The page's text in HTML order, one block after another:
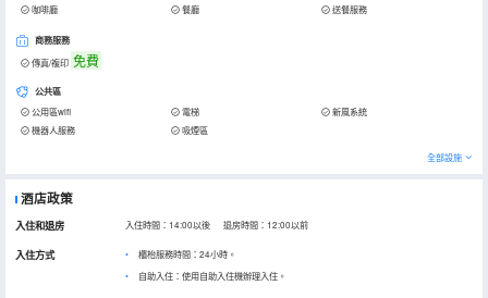
咖啡廳 餐廳 送餐服務
商務服務
傳真/複印 免費
公共區
公用區wifi 電梯
新風系統
機器人服務
吸煙區
全部設施
酒店政策
入住和退房 入住時間：14:00以後 退房時間：12:00以前
入住方式
櫃枱服務時間：24小時。
自助入住：使用自助入住機辦理入住。